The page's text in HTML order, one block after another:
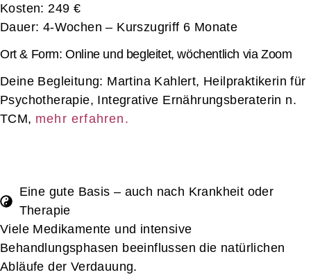
Kosten: 249 €
Dauer: 4-Wochen – Kurszugriff 6 Monate
Ort & Form: Online und begleitet, wöchentlich via Zoom
Deine Begleitung: Martina Kahlert, Heilpraktikerin für
Psychotherapie, Integrative Ernährungsberaterin n.
TCM, mehr erfahren.
Eine gute Basis – auch nach Krankheit oder
Therapie
Viele Medikamente und intensive
Behandlungsphasen beeinflussen die natürlichen
Abläufe der Verdauung.